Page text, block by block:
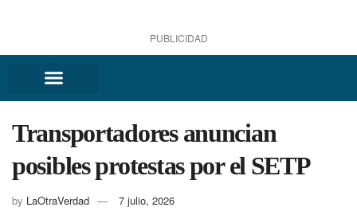
PUBLICIDAD
Transportadores anuncian
posibles protestas por el SETP
by LaOtraVerdad 7 julio, 2026